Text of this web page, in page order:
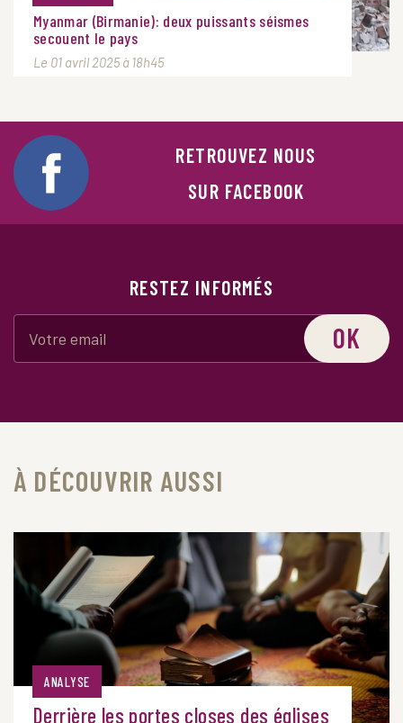
Myanmar (Birmanie): deux puissants séismes
secouent le pays
Le 01 avril 2025 à 18h45
RETROUVEZ NOUS
SUR FACEBOOK
RESTEZ INFORMÉS
OK
À DÉCOUVRIR AUSSI
ANALYSE
Derrière les portes closes des églises